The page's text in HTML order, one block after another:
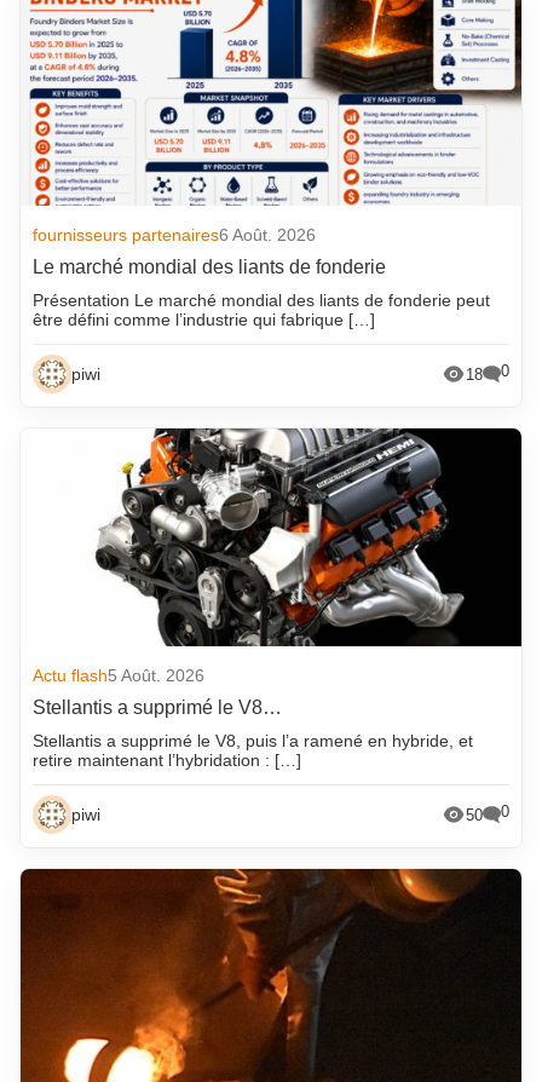
fournisseurs partenaires6 Août. 2026
Le marché mondial des liants de fonderie
Présentation Le marché mondial des liants de fonderie peut
être défini comme l’industrie qui fabrique […]
piwi 18 0
Actu flash5 Août. 2026
Stellantis a supprimé le V8…
Stellantis a supprimé le V8, puis l’a ramené en hybride, et
retire maintenant l’hybridation : […]
piwi 50 0